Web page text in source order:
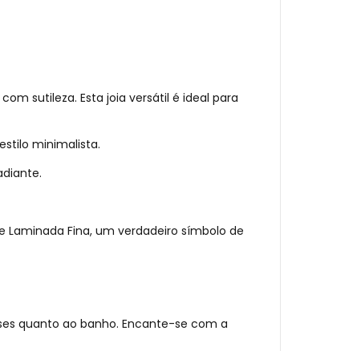
sutileza. Esta joia versátil é ideal para
minimalista.
Fina, um verdadeiro símbolo de
quanto ao banho. Encante-se com a